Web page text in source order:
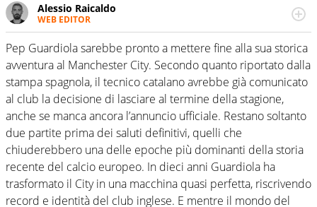
Alessio Raicaldo
WEB EDITOR
Un figlio che si chiama Diego e la tesi di laurea sugli stadi
di proprietà in Italia. Il calcio quale filo conduttore
irrinunciabile tra passione e professione. Per Virgilio
Sport indaga, approfondisce e scandaglia l'universo
mondo dello sport per antonomasia
Pep Guardiola sarebbe pronto a mettere fine alla sua storica
avventura al Manchester City. Secondo quanto riportato dalla
stampa spagnola, il tecnico catalano avrebbe già comunicato
al club la decisione di lasciare al termine della stagione,
anche se manca ancora l’annuncio ufficiale. Restano soltanto
due partite prima dei saluti definitivi, quelli che
chiuderebbero una delle epoche più dominanti della storia
recente del calcio europeo. In dieci anni Guardiola ha
trasformato il City in una macchina quasi perfetta, riscrivendo
record e identità del club inglese. E mentre il mondo del